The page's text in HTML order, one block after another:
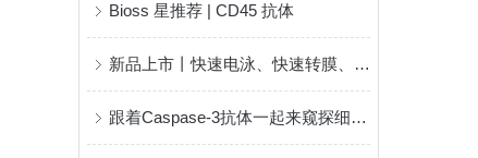
Bioss 星推荐 | CD45 抗体
新品上市丨快速电泳、快速转膜、快速封闭，咱的WB“飞升”就靠这三样了！
跟着Caspase-3抗体一起来窥探细胞凋亡之谜